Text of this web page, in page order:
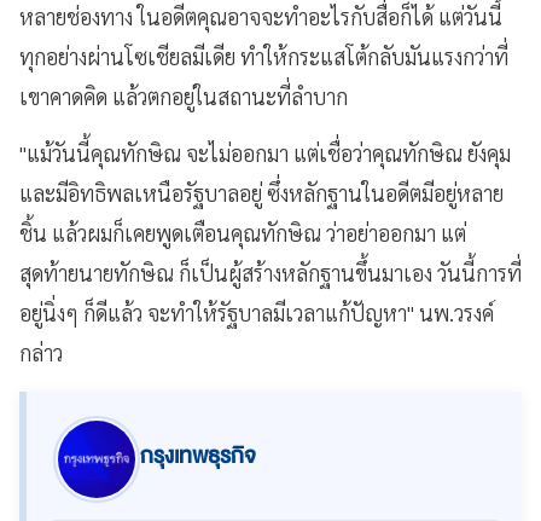
หลายช่องทาง ในอดีตคุณอาจจะทำอะไรกับสื่อก็ได้ แต่วันนี้
ทุกอย่างผ่านโซเชียลมีเดีย ทำให้กระแสโต้กลับมันแรงกว่าที่
เขาคาดคิด แล้วตกอยู่ในสถานะที่ลำบาก
"แม้วันนี้คุณทักษิณ จะไม่ออกมา แต่เชื่อว่าคุณทักษิณ ยังคุม
และมีอิทธิพลเหนือรัฐบาลอยู่ ซึ่งหลักฐานในอดีตมีอยู่หลาย
ชิ้น แล้วผมก็เคยพูดเตือนคุณทักษิณ ว่าอย่าออกมา แต่
สุดท้ายนายทักษิณ ก็เป็นผู้สร้างหลักฐานขึ้นมาเอง วันนี้การที่
อยู่นิ่งๆ ก็ดีแล้ว จะทำให้รัฐบาลมีเวลาแก้ปัญหา" นพ.วรงค์
กล่าว
กรุงเทพธุรกิจ